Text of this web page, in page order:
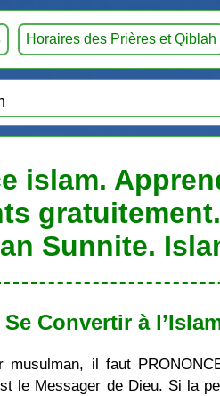
Horaires des Prières et Qiblah
islam.
Sunnite.
Convertir à
musulman, il faut
le Messager de Dieu. Si la